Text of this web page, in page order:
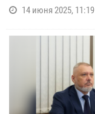
14 июня 2025, 11:19